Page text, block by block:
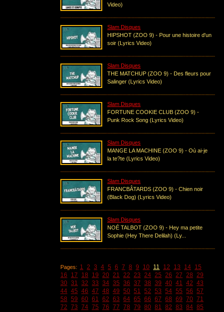
Video)
Slam Disques
HIPSHOT (ZOO 9) - Pour une histoire d'un
soir (Lyrics Video)
Slam Disques
THE MATCHUP (ZOO 9) - Des fleurs pour
Salinger (Lyrics Video)
Slam Disques
FORTUNE COOKIE CLUB (ZOO 9) -
Punk Rock Song (Lyrics Video)
Slam Disques
MANGE LA MACHINE (ZOO 9) - Où ai-je
la te?te (Lyrics Video)
Slam Disques
FRANCBÂTARDS (ZOO 9) - Chien noir
(Black Dog) (Lyrics Video)
Slam Disques
NOÉ TALBOT (ZOO 9) - Hey ma petite
Sophie (Hey There Delilah) (Ly...
Pages: 1 2 3 4 5 6 7 8 9 10 11 12 13 14 15
16
17 18 19 20 21 22 23 24 25 26 27 28 29
30 31 32 33 34 35 36 37 38 39 40 41 42 43
44 45 46 47 48 49 50 51 52 53 54 55 56 57
58 59 60 61 62 63 64 65 66 67 68 69 70 71
72 73 74 75 76 77 78 79 80 81 82 83 84 85